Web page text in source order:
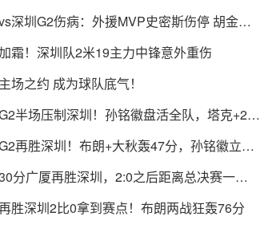
深圳G2伤病：外援MVP史密斯伤停 胡金秋
霜！深圳队2米19主力中锋意外重伤
场之约 成为球队底气！
半场压制深圳！孙铭徽盘活全队，塔克+2首
再胜深圳！布朗+大秋轰47分，孙铭徽立竿
分广厦再胜深圳，2:0之后距离总决赛一步
胜深圳2比0拿到赛点！布朗两战狂轰76分